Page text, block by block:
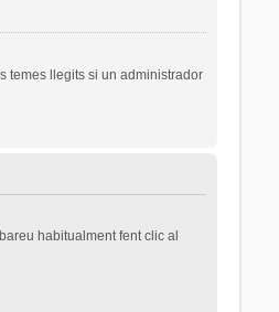
temes llegits si un administrador
habitualment fent clic al